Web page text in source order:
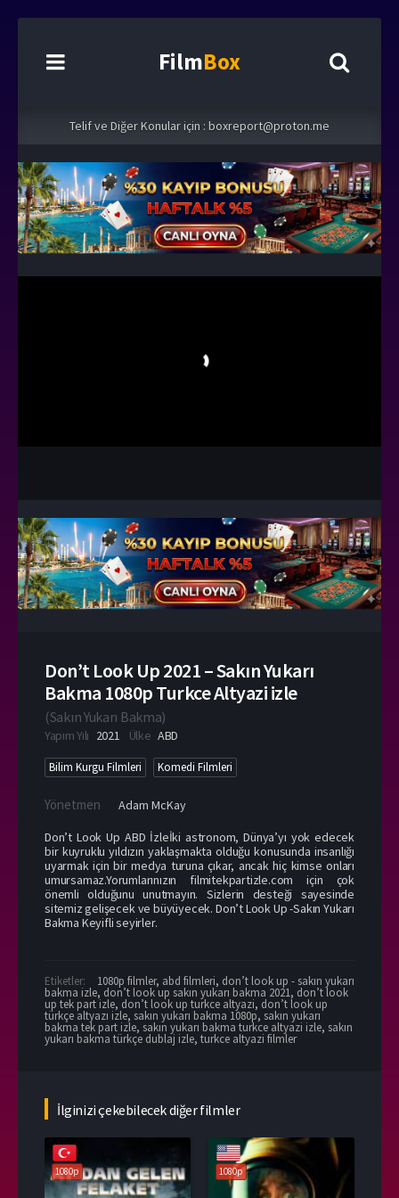
FilmBox
Telif ve Diğer Konular için : boxreport@proton.me
Don’t Look Up 2021 – Sakın Yukarı
Bakma 1080p Turkce Altyazi izle
(Sakın Yukarı Bakma)
Yapım Yılı 2021 Ülke ABD
Bilim Kurgu Filmleri Komedi Filmleri
Yönetmen
Adam McKay
Don’t Look Up ABD İzleİki astronom, Dünya’yı yok edecek
bir kuyruklu yıldızın yaklaşmakta olduğu konusunda insanlığı
uyarmak için bir medya turuna çıkar, ancak hiç kimse onları
umursamaz.Yorumlarınızın filmitekpartizle.com için çok
önemli olduğunu unutmayın. Sizlerin desteği sayesinde
sitemiz gelişecek ve büyüyecek. Don’t Look Up -Sakın Yukarı
Bakma Keyifli seyirler.
Etiketler: 1080p filmler, abd filmleri, don’t look up - sakın yukarı
bakma izle, don’t look up sakın yukarı bakma 2021, don’t look
up tek part izle, don’t look up turkce altyazi, don’t look up
türkçe altyazı izle, sakın yukarı bakma 1080p, sakın yukarı
bakma tek part izle, sakın yukarı bakma turkce altyazi izle, sakın
yukarı bakma türkçe dublaj izle, turkce altyazi filmler
İlginizi çekebilecek diğer filmler
1080p 1080p